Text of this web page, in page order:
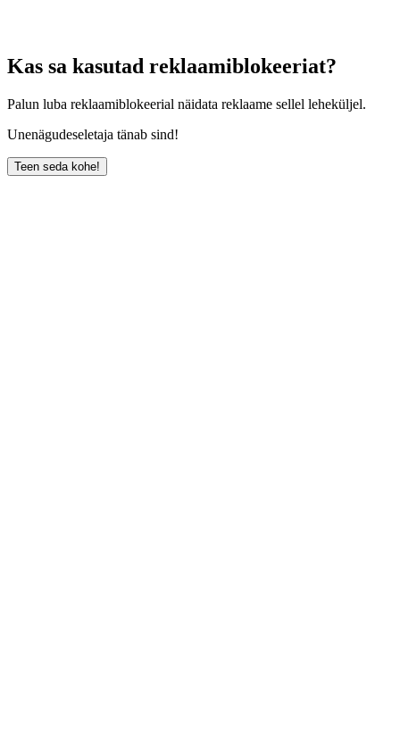
Kas sa kasutad reklaamiblokeeriat?
Palun luba reklaamiblokeerial näidata reklaame sellel leheküljel.
Unenägudeseletaja tänab sind!
Teen seda kohe!